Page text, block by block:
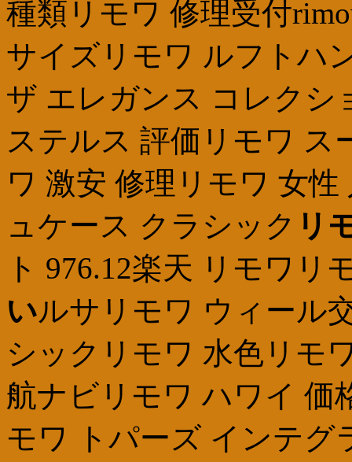
種類リモワ 修理受付
サイズリモワ ルフトハ
ザ エレガンス コレクシ
ステルス 評価リモワ ス
ワ 激安 修理リモワ 女
ュケース クラシック リ
ト 976.12楽天 リモワリ
いルサリモワ ウィール
シックリモワ 水色リモ
航ナビリモワ ハワイ 価
モワ トパーズ インテグ